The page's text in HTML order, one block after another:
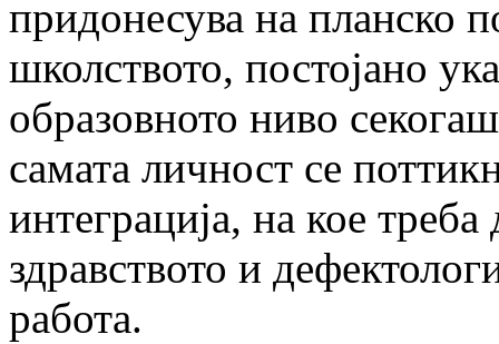
придонесува на планско
школството, постојано
образовното ниво
самата личност се
интеграција, на кое
здравството и
работа.